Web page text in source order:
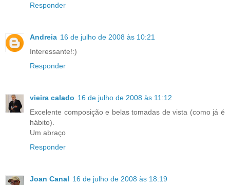
Responder
Andreia 16 de julho de 2008 às 10:21
Interessante!:)
Responder
vieira calado 16 de julho de 2008 às 11:12
Excelente composição e belas tomadas de vista (como já é
hábito).
Um abraço
Responder
Joan Canal 16 de julho de 2008 às 18:19